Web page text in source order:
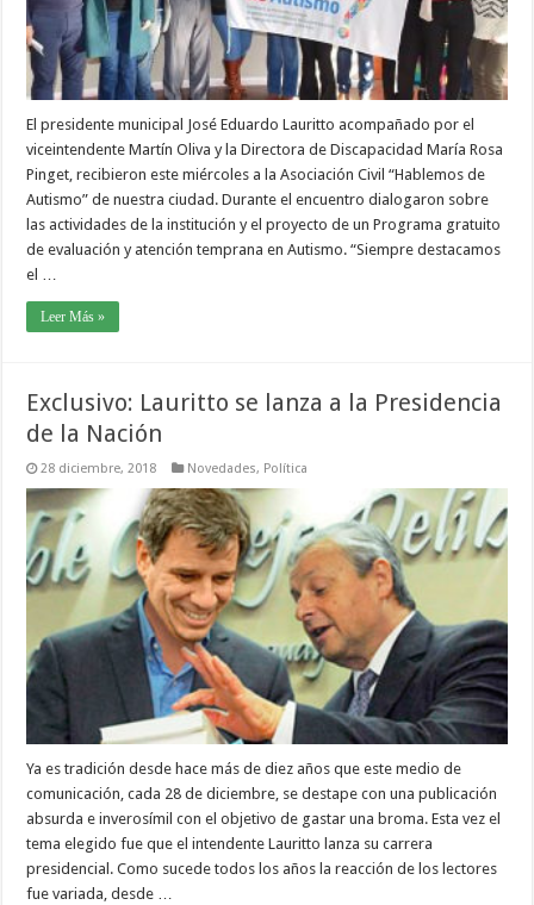
El presidente municipal José Eduardo Lauritto acompañado por el
viceintendente Martín Oliva y la Directora de Discapacidad María Rosa
Pinget, recibieron este miércoles a la Asociación Civil “Hablemos de
Autismo” de nuestra ciudad. Durante el encuentro dialogaron sobre
las actividades de la institución y el proyecto de un Programa gratuito
de evaluación y atención temprana en Autismo. “Siempre destacamos
el …
Leer Más »
Exclusivo: Lauritto se lanza a la Presidencia
de la Nación
28 diciembre, 2018 Novedades, Política
Ya es tradición desde hace más de diez años que este medio de
comunicación, cada 28 de diciembre, se destape con una publicación
absurda e inverosímil con el objetivo de gastar una broma. Esta vez el
tema elegido fue que el intendente Lauritto lanza su carrera
presidencial. Como sucede todos los años la reacción de los lectores
fue variada, desde …